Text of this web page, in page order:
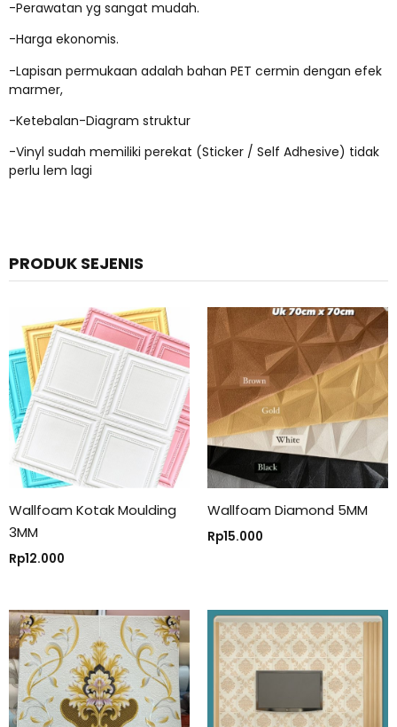
-Perawatan yg sangat mudah.
-Harga ekonomis.
-Lapisan permukaan adalah bahan PET cermin dengan efek
marmer,
-Ketebalan-Diagram struktur
-Vinyl sudah memiliki perekat (Sticker / Self Adhesive) tidak
perlu lem lagi
PRODUK SEJENIS
Wallfoam Kotak Moulding
3MM
Rp12.000
Wallfoam Diamond 5MM
Rp15.000